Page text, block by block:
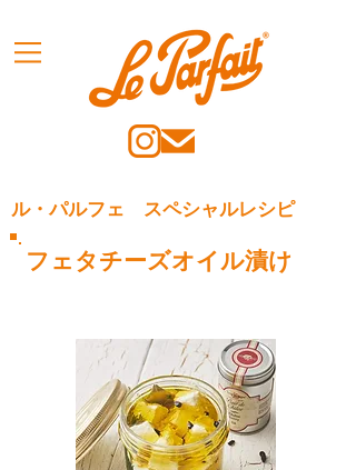
ル・パルフェ スペシャルレシピ
フェタチーズオイル漬け